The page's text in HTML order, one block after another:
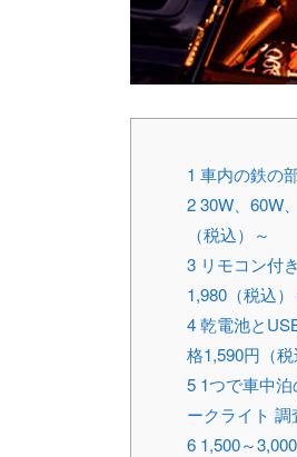
1 車内の鉄の
230W、60W
（税込）～
3 リモコン付
1,980（税込）
4乾電池と
格1,590円（税
5 1つで車中
ークライト 調
6 1,500～